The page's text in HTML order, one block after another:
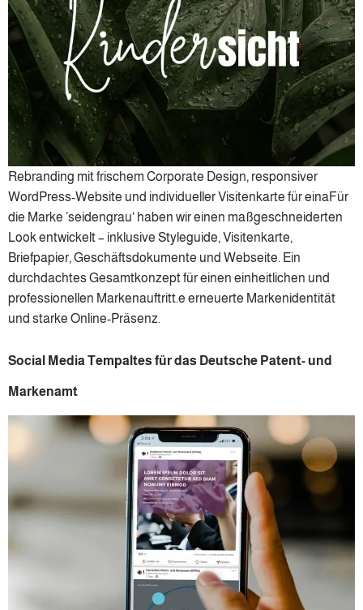
Rebranding mit frischem Corporate Design, responsiver
WordPress-Website und individueller Visitenkarte für einaFür
die Marke ’seidengrau‘ haben wir einen maßgeschneiderten
Look entwickelt – inklusive Styleguide, Visitenkarte,
Briefpapier, Geschäftsdokumente und Webseite. Ein
durchdachtes Gesamtkonzept für einen einheitlichen und
professionellen Markenauftritt.e erneuerte Markenidentität
und starke Online-Präsenz.
Social Media Tempaltes für das Deutsche Patent- und
Markenamt